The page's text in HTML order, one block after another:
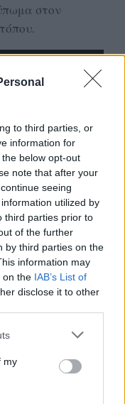
to third parties, or
information for
below opt-out
note that after your
seeing
utilized by
third parties prior to
of the further
by third parties on the
information may
on the IAB’s List of
disclose it to other
my
στον
αποτελέσματα
↗